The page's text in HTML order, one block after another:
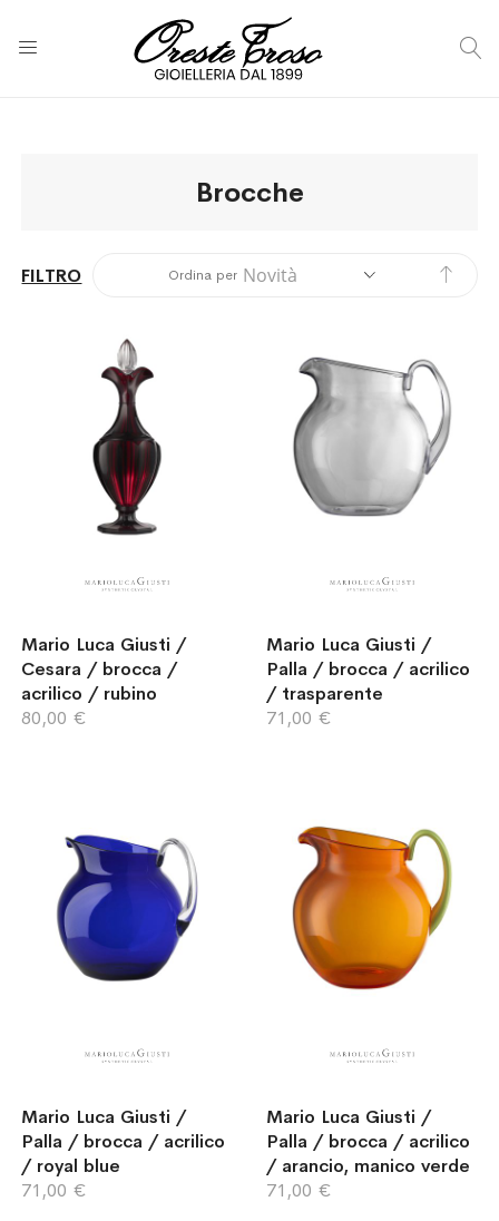
Brocche
FILTRO Ordina per
Mario Luca Giusti /
Cesara / brocca /
acrilico / rubino
80,00 €
Mario Luca Giusti /
Palla / brocca / acrilico
/ trasparente
71,00 €
Mario Luca Giusti /
Palla / brocca / acrilico
/ royal blue
71,00 €
Mario Luca Giusti /
Palla / brocca / acrilico
/ arancio, manico verde
71,00 €